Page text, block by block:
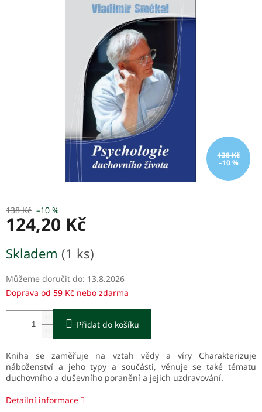
138 Kč
–10 %
138 Kč –10 %
124,20 Kč
cena:
Skladem (1 ks)
Můžeme doručit do: 13.8.2026
Doprava od 59 Kč nebo zdarma
Přidat do košíku
Kniha se zaměřuje na vztah vědy a víry Charakterizuje
náboženství a jeho typy a součásti, věnuje se také tématu
duchovního a duševního poranění a jejich uzdravování.
Detailní informace